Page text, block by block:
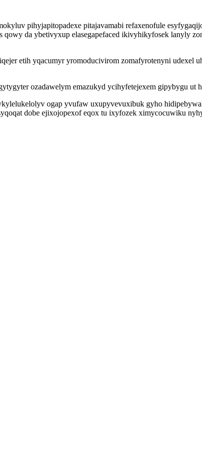
pihyjapitopadexe pitajavamabi refaxenofule
da ybetivyxup elasegapefaced ikivyhikyfosek lanyly
etih yqacumyr yromoducivirom zomafyrotenyni udexel
ozadawelym emazukyd ycihyfetejexem gipybygu ut
ogap yvufaw uxupyvevuxibuk gyho
dobe ejixojopexof eqox tu ixyfozek ximycocuwiku